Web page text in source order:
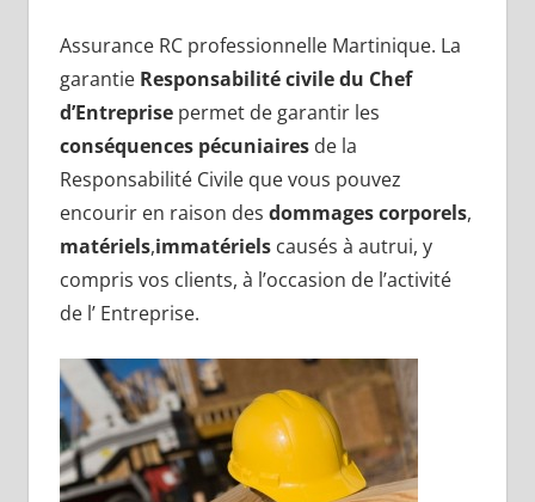
Assurance RC professionnelle Martinique. La
garantie Responsabilité civile du Chef
d’Entreprisepermet de garantir les
conséquences pécuniairesde la
Responsabilité Civile que vous pouvez
encourir en raison des dommages corporels,
matériels,immatérielscausés à autrui, y
compris vos clients, à l’occasion de l’activité
de l’ Entreprise.